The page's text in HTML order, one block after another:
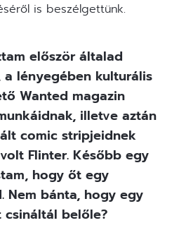
is beszélgettünk.
először általad
lényegében kulturális
Wanted magazin
illetve aztán
comic stripjeidnek
Flinter. Később egy
hogy őt egy
Nem bánta, hogy egy
belőle?